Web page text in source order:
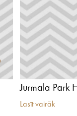
Jurmala Park
Lasīt vairāk